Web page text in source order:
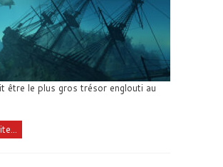
être le plus gros trésor englouti au